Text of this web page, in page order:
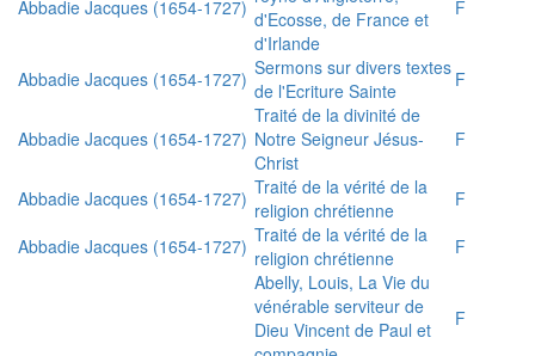
Abbadie Jacques (1654-1727) d'Ecosse, de France et
d'Irlande
F
Abbadie Jacques (1654-1727) Sermons sur divers textes
de l'Ecriture Sainte
F
Abbadie Jacques (1654-1727)
Traité de la divinité de
Notre Seigneur Jésus-
Christ
F
Abbadie Jacques (1654-1727) Traité de la vérité de la
religion chrétienne
F
Abbadie Jacques (1654-1727) Traité de la vérité de la
religion chrétienne
F
Abelly, Louis, La Vie du
vénérable serviteur de
Dieu Vincent de Paul et
F